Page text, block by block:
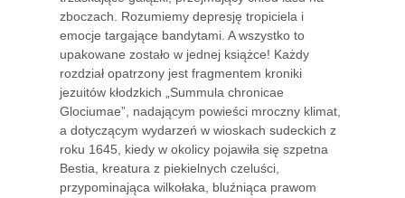
zboczach. Rozumiemy depresję tropiciela i
emocje targające bandytami. A wszystko to
upakowane zostało w jednej książce! Każdy
rozdział opatrzony jest fragmentem kroniki
jezuitów kłodzkich „Summula chronicae
Glociumae”, nadającym powieści mroczny klimat,
a dotyczącym wydarzeń w wioskach sudeckich z
roku 1645, kiedy w okolicy pojawiła się szpetna
Bestia, kreatura z piekielnych czeluści,
przypominająca wilkołaka, bluźniąca prawom